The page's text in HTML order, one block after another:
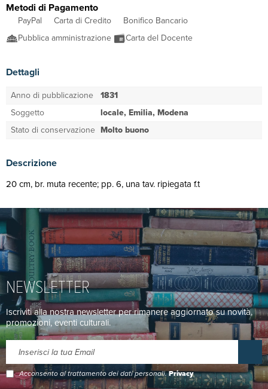
Metodi di Pagamento
PayPal Carta di Credito
Bonifico Bancario
Pubblica amministrazione
Carta del Docente
Dettagli
Anno di pubblicazione 1831
Soggetto
locale, Emilia, Modena
Stato di conservazione Molto buono
Descrizione
20 cm, br. muta recente; pp. 6, una tav. ripiegata f.t
NEWSLETTER
Iscriviti alla nostra newsletter per rimanere aggiornato su novità,
promozioni, eventi culturali.
Acconsento al trattamento dei dati personali.Privacy